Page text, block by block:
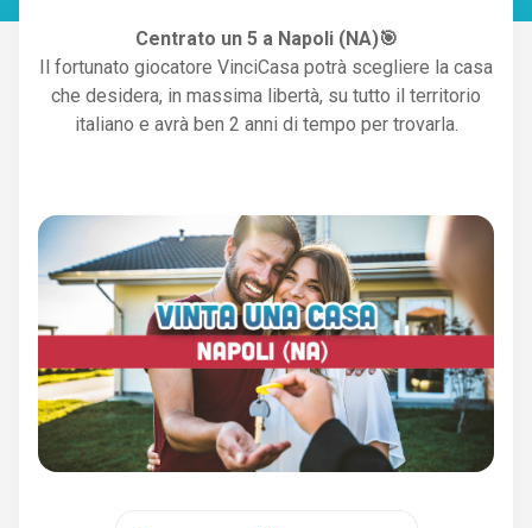
Centrato un 5 a Napoli (NA)🎯
Il fortunato giocatore VinciCasa potrà scegliere la casa
che desidera, in massima libertà, su tutto il territorio
italiano e avrà ben 2 anni di tempo per trovarla.